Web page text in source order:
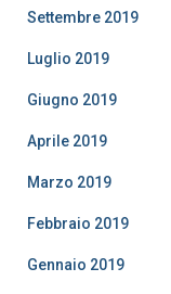
Settembre 2019
Luglio 2019
Giugno 2019
Aprile 2019
Marzo 2019
Febbraio 2019
Gennaio 2019